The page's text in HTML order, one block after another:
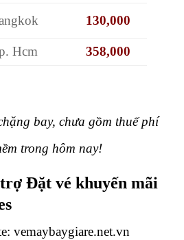
130,000
Hcm 358,000
bay, chưa gồm thuế phí
trong hôm nay!
Đặt vé khuyến mãi
vemaybaygiare.net.vn